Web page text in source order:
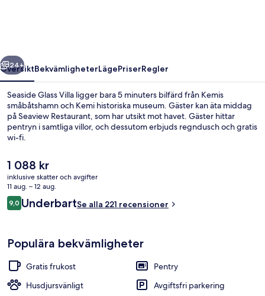
Nästa
24+
ÖversiktBekvämligheterLägePriserRegler
Seaside Glass Villa ligger bara 5 minuters bilfärd från Kemis
småbåtshamn och Kemi historiska museum. Gäster kan äta middag
på Seaview Restaurant, som har utsikt mot havet. Gäster hittar
pentryn i samtliga villor, och dessutom erbjuds regndusch och gratis
wi-fi.
Det
nuvarande
priset
är
1 088 kr
1 088 kr
inklusive skatter och avgifter
11 aug. – 12 aug.
Recensioner
9,09,0 av 10,
UnderbartSe alla 221 recensioner
Populära bekvämligheter
Gratis frukost
Pentry
Husdjursvänligt
Avgiftsfri parkering